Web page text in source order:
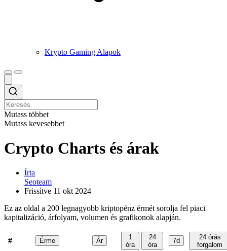
Krypto Gaming Alapok
Mutass többet
Mutass kevesebbet
Crypto Charts és árak
Írta
Seoteam
Frissítve 11 okt 2024
Ez az oldal a 200 legnagyobb kriptopénz érmét sorolja fel piaci
kapitalizáció, árfolyam, volumen és grafikonok alapján.
# Érme Ár
1
óra
24
óra
7d
24 órás
forgalom